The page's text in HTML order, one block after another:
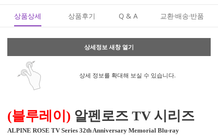
상품상세 상품후기 Q & A 교환·배송·반품
상세정보 새창 열기
상세 정보를 확대해 보실 수 있습니다.
(블루레이) 알펜로즈 TV 시리즈
ALPINE ROSE TV Series 32th Anniversary Memorial Blu-ray